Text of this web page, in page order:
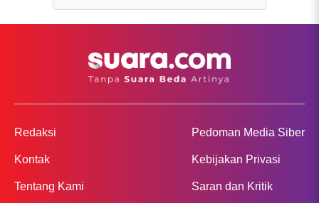
Redaksi
Kontak
Tentang Kami
Pedoman Media Siber
Kebijakan Privasi
Saran dan Kritik